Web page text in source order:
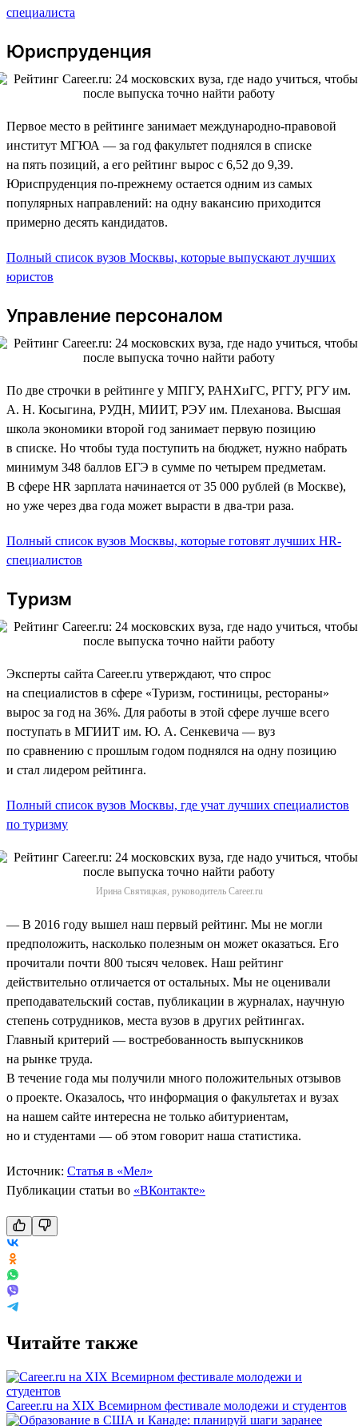
специалиста
Юриспруденция
Первое место в рейтинге занимает международно-правовой
институт МГЮА — за год факультет поднялся в списке
на пять позиций, а его рейтинг вырос с 6,52 до 9,39.
Юриспруденция по-прежнему остается одним из самых
популярных направлений: на одну вакансию приходится
примерно десять кандидатов.
Полный список вузов Москвы, которые выпускают лучших
юристов
Управление персоналом
По две строчки в рейтинге у МПГУ, РАНХиГС, РГГУ, РГУ им.
А. Н. Косыгина, РУДН, МИИТ, РЭУ им. Плеханова. Высшая
школа экономики второй год занимает первую позицию
в списке. Но чтобы туда поступить на бюджет, нужно набрать
минимум 348 баллов ЕГЭ в сумме по четырем предметам.
В сфере HR зарплата начинается от 35 000 рублей (в Москве),
но уже через два года может вырасти в два-три раза.
Полный список вузов Москвы, которые готовят лучших HR-
специалистов
Туризм
Эксперты сайта Career.ru утверждают, что спрос
на специалистов в сфере «Туризм, гостиницы, рестораны»
вырос за год на 36%. Для работы в этой сфере лучше всего
поступать в МГИИТ им. Ю. А. Сенкевича — вуз
по сравнению с прошлым годом поднялся на одну позицию
и стал лидером рейтинга.
Полный список вузов Москвы, где учат лучших специалистов
по туризму
Ирина Святицкая, руководитель Career.ru
— В 2016 году вышел наш первый рейтинг. Мы не могли
предположить, насколько полезным он может оказаться. Его
прочитали почти 800 тысяч человек. Наш рейтинг
действительно отличается от остальных. Мы не оценивали
преподавательский состав, публикации в журналах, научную
степень сотрудников, места вузов в других рейтингах.
Главный критерий — востребованность выпускников
на рынке труда.
В течение года мы получили много положительных отзывов
о проекте. Оказалось, что информация о факультетах и вузах
на нашем сайте интересна не только абитуриентам,
но и студентами — об этом говорит наша статистика.
Источник: Статья в «Мел»
Публикации статьи во «ВКонтакте»
Читайте также
Career.ru на XIX Всемирном фестивале молодежи и студентов